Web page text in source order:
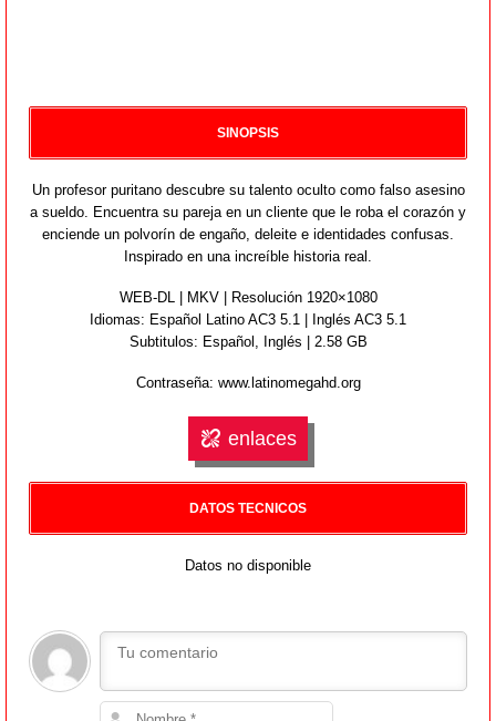
SINOPSIS
Un profesor puritano descubre su talento oculto como falso asesino
a sueldo. Encuentra su pareja en un cliente que le roba el corazón y
enciende un polvorín de engaño, deleite e identidades confusas.
Inspirado en una increíble historia real.
WEB-DL | MKV | Resolución 1920×1080
Idiomas: Español Latino AC3 5.1 | Inglés AC3 5.1
Subtitulos: Español,
Inglés | 2.58 GB
Contraseña: www.latinomegahd.org
enlaces
DATOS TECNICOS
Datos no disponible